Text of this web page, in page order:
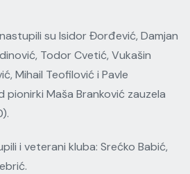
su Isidor Đorđević, Damjan
Todor Cvetić, Vukašin
Mihail Teofilović i Pavle
pionirki Maša Branković zauzela
i veterani kluba: Srećko Babić,